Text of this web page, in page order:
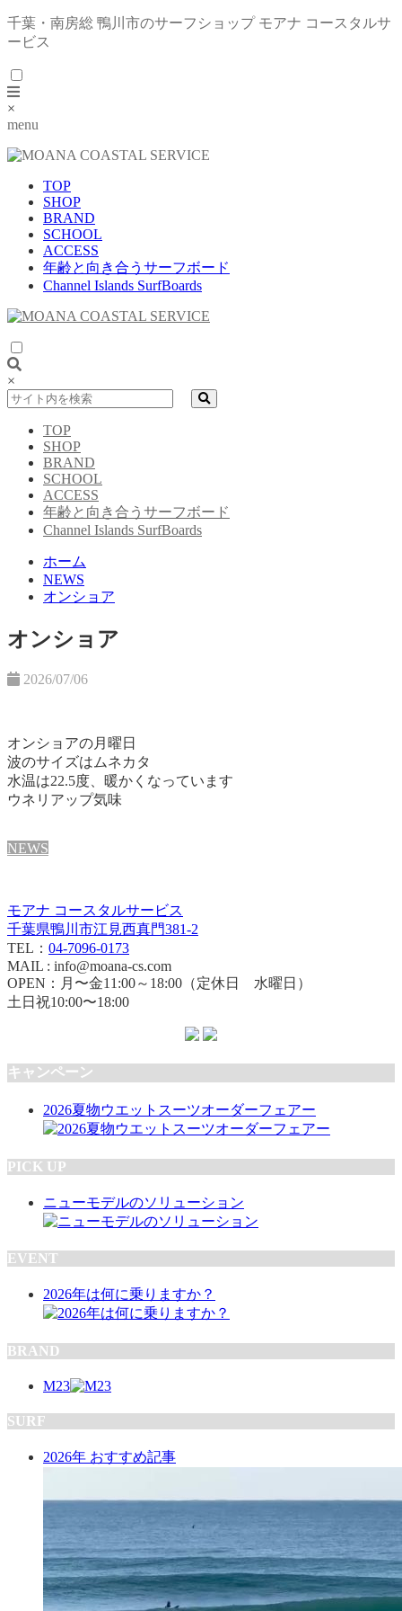
千葉・南房総 鴨川市のサーフショップ モアナ コースタルサ
ービス
×
menu
TOP
SHOP
BRAND
SCHOOL
ACCESS
年齢と向き合うサーフボード
Channel Islands SurfBoards
×
TOP
SHOP
BRAND
SCHOOL
ACCESS
年齢と向き合うサーフボード
Channel Islands SurfBoards
ホーム
NEWS
オンショア
オンショア
2026/07/06
オンショアの月曜日
波のサイズはムネカタ
水温は22.5度、暖かくなっています
ウネリアップ気味
NEWS
モアナ コースタルサービス
千葉県鴨川市江見西真門381-2
TEL： 04-7096-0173
MAIL : info@moana-cs.com
OPEN：月〜金11:00～18:00（定休日 水曜日）
土日祝10:00〜18:00
キャンペーン
2026夏物ウエットスーツオーダーフェアー
PICK UP
ニューモデルのソリューション
EVENT
2026年は何に乗りますか？
BRAND
M23
SURF
2026年 おすすめ記事